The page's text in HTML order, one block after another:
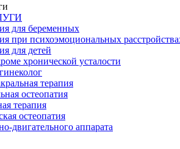
для беременных
при психоэмоциональных
для детей
хронической усталости
терапия
остеопатия
терапия
остеопатия
двигательного аппарата